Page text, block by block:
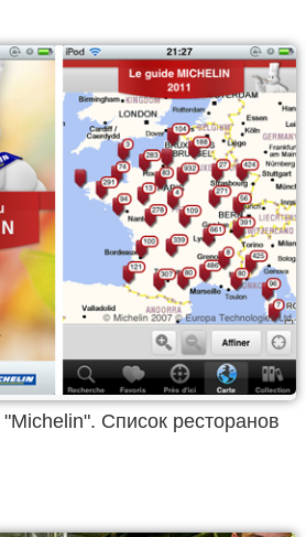
Список ресторанов